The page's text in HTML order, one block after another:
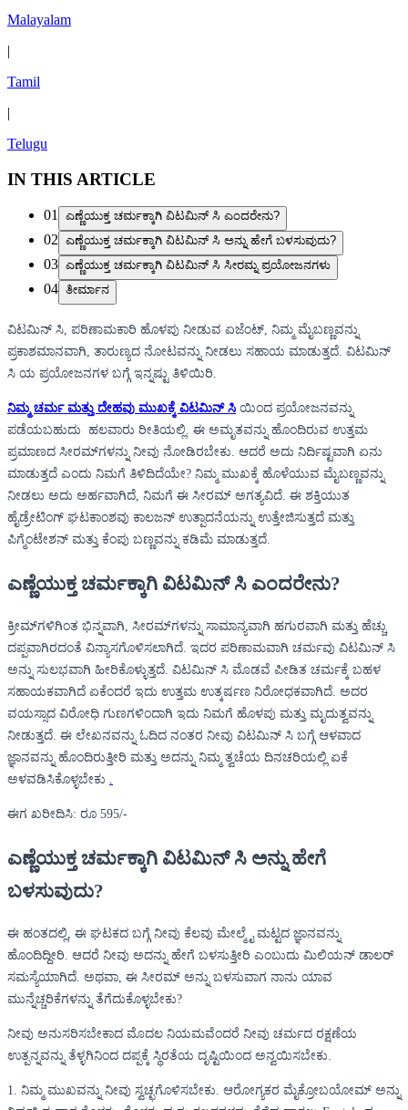
Malayalam
|
Tamil
|
Telugu
IN THIS ARTICLE
01 ಎಣ್ಣೆಯುಕ್ತ ಚರ್ಮಕ್ಕಾಗಿ ವಿಟಮಿನ್ ಸಿ ಎಂದರೇನು?
02 ಎಣ್ಣೆಯುಕ್ತ ಚರ್ಮಕ್ಕಾಗಿ ವಿಟಮಿನ್ ಸಿ ಅನ್ನು ಹೇಗೆ ಬಳಸುವುದು?
03 ಎಣ್ಣೆಯುಕ್ತ ಚರ್ಮಕ್ಕಾಗಿ ವಿಟಮಿನ್ ಸಿ ಸೀರಮ್ನ ಪ್ರಯೋಜನಗಳು
04 ತೀರ್ಮಾನ
ವಿಟಮಿನ್ ಸಿ, ಪರಿಣಾಮಕಾರಿ ಹೊಳಪು ನೀಡುವ ಏಜೆಂಟ್, ನಿಮ್ಮ ಮೈಬಣ್ಣವನ್ನು
ಪ್ರಕಾಶಮಾನವಾಗಿ, ತಾರುಣ್ಯದ ನೋಟವನ್ನು ನೀಡಲು ಸಹಾಯ ಮಾಡುತ್ತದೆ. ವಿಟಮಿನ್
ಸಿ ಯ ಪ್ರಯೋಜನಗಳ ಬಗ್ಗೆ ಇನ್ನಷ್ಟು ತಿಳಿಯಿರಿ.
ನಿಮ್ಮ ಚರ್ಮ ಮತ್ತು ದೇಹವು ಮುಖಕ್ಕೆ ವಿಟಮಿನ್ ಸಿ ಯಿಂದ ಪ್ರಯೋಜನವನ್ನು
ಪಡೆಯಬಹುದು ಹಲವಾರು ರೀತಿಯಲ್ಲಿ. ಈ ಅಮೃತವನ್ನು ಹೊಂದಿರುವ ಉತ್ತಮ
ಪ್ರಮಾಣದ ಸೀರಮ್‌ಗಳನ್ನು ನೀವು ನೋಡಿರಬೇಕು. ಆದರೆ ಅದು ನಿರ್ದಿಷ್ಟವಾಗಿ ಏನು
ಮಾಡುತ್ತದೆ ಎಂದು ನಿಮಗೆ ತಿಳಿದಿದೆಯೇ? ನಿಮ್ಮ ಮುಖಕ್ಕೆ ಹೊಳೆಯುವ ಮೈಬಣ್ಣವನ್ನು
ನೀಡಲು ಅದು ಅರ್ಹವಾಗಿದೆ, ನಿಮಗೆ ಈ ಸೀರಮ್ ಅಗತ್ಯವಿದೆ. ಈ ಶಕ್ತಿಯುತ
ಹೈಡ್ರೇಟಿಂಗ್ ಘಟಕಾಂಶವು ಕಾಲಜನ್ ಉತ್ಪಾದನೆಯನ್ನು ಉತ್ತೇಜಿಸುತ್ತದೆ ಮತ್ತು
ಪಿಗ್ಮೆಂಟೇಶನ್ ಮತ್ತು ಕೆಂಪು ಬಣ್ಣವನ್ನು ಕಡಿಮೆ ಮಾಡುತ್ತದೆ.
ಎಣ್ಣೆಯುಕ್ತ ಚರ್ಮಕ್ಕಾಗಿ ವಿಟಮಿನ್ ಸಿ ಎಂದರೇನು?
ಕ್ರೀಮ್‌ಗಳಿಗಿಂತ ಭಿನ್ನವಾಗಿ, ಸೀರಮ್‌ಗಳನ್ನು ಸಾಮಾನ್ಯವಾಗಿ ಹಗುರವಾಗಿ ಮತ್ತು ಹೆಚ್ಚು
ದಪ್ಪವಾಗಿರದಂತೆ ವಿನ್ಯಾಸಗೊಳಿಸಲಾಗಿದೆ. ಇದರ ಪರಿಣಾಮವಾಗಿ ಚರ್ಮವು ವಿಟಮಿನ್ ಸಿ
ಅನ್ನು ಸುಲಭವಾಗಿ ಹೀರಿಕೊಳ್ಳುತ್ತದೆ. ವಿಟಮಿನ್ ಸಿ ಮೊಡವೆ ಪೀಡಿತ ಚರ್ಮಕ್ಕೆ ಬಹಳ
ಸಹಾಯಕವಾಗಿದೆ ಏಕೆಂದರೆ ಇದು ಉತ್ತಮ ಉತ್ಕರ್ಷಣ ನಿರೋಧಕವಾಗಿದೆ. ಅದರ
ವಯಸ್ಸಾದ ವಿರೋಧಿ ಗುಣಗಳಿಂದಾಗಿ ಇದು ನಿಮಗೆ ಹೊಳಪು ಮತ್ತು ಮೃದುತ್ವವನ್ನು
ನೀಡುತ್ತದೆ. ಈ ಲೇಖನವನ್ನು ಓದಿದ ನಂತರ ನೀವು ವಿಟಮಿನ್ ಸಿ ಬಗ್ಗೆ ಆಳವಾದ
ಜ್ಞಾನವನ್ನು ಹೊಂದಿರುತ್ತೀರಿ ಮತ್ತು ಅದನ್ನು ನಿಮ್ಮ ತ್ವಚೆಯ ದಿನಚರಿಯಲ್ಲಿ ಏಕೆ
ಅಳವಡಿಸಿಕೊಳ್ಳಬೇಕು .
ಈಗ ಖರೀದಿಸಿ: ರೂ 595/-
ಎಣ್ಣೆಯುಕ್ತ ಚರ್ಮಕ್ಕಾಗಿ ವಿಟಮಿನ್ ಸಿ ಅನ್ನು ಹೇಗೆ
ಬಳಸುವುದು?
ಈ ಹಂತದಲ್ಲಿ, ಈ ಘಟಕದ ಬಗ್ಗೆ ನೀವು ಕೆಲವು ಮೇಲ್ಮೈ ಮಟ್ಟದ ಜ್ಞಾನವನ್ನು
ಹೊಂದಿದ್ದೀರಿ. ಆದರೆ ನೀವು ಅದನ್ನು ಹೇಗೆ ಬಳಸುತ್ತೀರಿ ಎಂಬುದು ಮಿಲಿಯನ್ ಡಾಲರ್
ಸಮಸ್ಯೆಯಾಗಿದೆ. ಅಥವಾ, ಈ ಸೀರಮ್ ಅನ್ನು ಬಳಸುವಾಗ ನಾನು ಯಾವ
ಮುನ್ನೆಚ್ಚರಿಕೆಗಳನ್ನು ತೆಗೆದುಕೊಳ್ಳಬೇಕು?
ನೀವು ಅನುಸರಿಸಬೇಕಾದ ಮೊದಲ ನಿಯಮವೆಂದರೆ ನೀವು ಚರ್ಮದ ರಕ್ಷಣೆಯ
ಉತ್ಪನ್ನವನ್ನು ತೆಳ್ಳಗಿನಿಂದ ದಪ್ಪಕ್ಕೆ ಸ್ಥಿರತೆಯ ದೃಷ್ಟಿಯಿಂದ ಅನ್ವಯಿಸಬೇಕು.
1. ನಿಮ್ಮ ಮುಖವನ್ನು ನೀವು ಸ್ವಚ್ಛಗೊಳಿಸಬೇಕು. ಆರೋಗ್ಯಕರ ಮೈಕ್ರೋಬಯೋಮ್ ಅನ್ನು